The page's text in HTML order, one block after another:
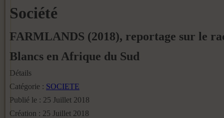
Société
FARMLANDS (2018), reportage sur le
Blancs en Afrique du Sud
Détails
Catégorie : SOCIETE
Publié le : 25 Juillet 2018
Création : 25 Juillet 2018